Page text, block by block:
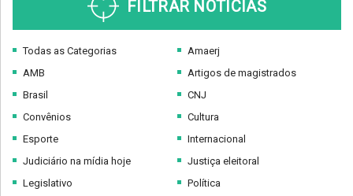
FILTRAR NOTÍCIAS
Todas as Categorias
AMB
Brasil
Convênios
Esporte
Judiciário na mídia hoje
Legislativo
Amaerj
Artigos de magistrados
CNJ
Cultura
Internacional
Justiça eleitoral
Política